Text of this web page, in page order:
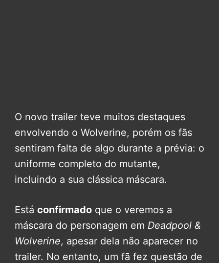
O novo trailer teve muitos destaques
envolvendo o Wolverine, porém os fãs
sentiram falta de algo durante a prévia: o
uniforme completo do mutante,
incluindo a sua clássica máscara.
Está confirmado que o veremos a
máscara do personagem em Deadpool &
Wolverine, apesar dela não aparecer no
trailer. No entanto, um fã fez questão de